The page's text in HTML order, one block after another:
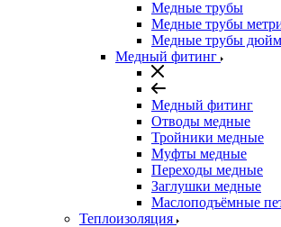
Медные трубы
Медные трубы
Медные трубы
Медный фитинг
Медный фитинг
Отводы медные
Тройники медные
Муфты медные
Переходы медные
Заглушки медные
Маслоподъёмные
Теплоизоляция